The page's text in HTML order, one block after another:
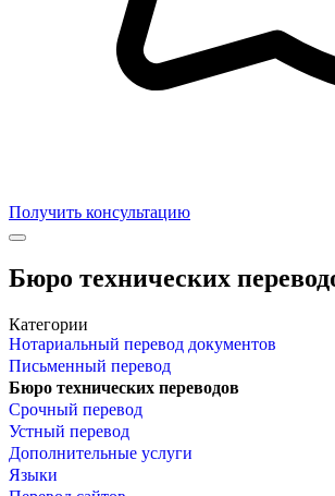
Получить консультацию
Бюро технических
Категории
Нотариальный перевод документов
Письменный перевод
Бюро технических переводов
Срочный перевод
Устный перевод
Дополнительные услуги
Языки